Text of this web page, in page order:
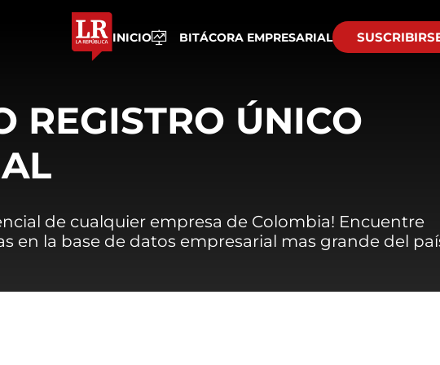
INICIO BITÁCORA EMPRESARIAL
REGISTRO ÚNICO
de cualquier empresa de Colombia! Encuentre
en la base de datos empresarial mas grande del